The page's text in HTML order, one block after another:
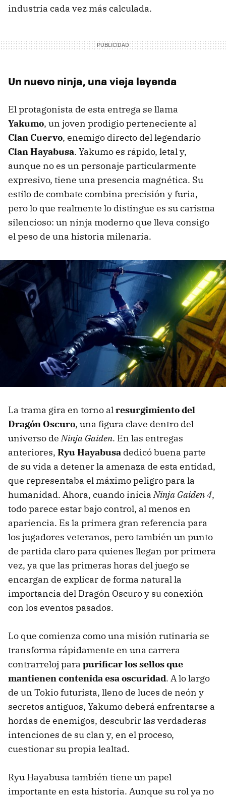
industria cada vez más calculada.
Un nuevo ninja, una vieja leyenda
El protagonista de esta entrega se llama
Yakumo, un joven prodigio perteneciente al
Clan Cuervo, enemigo directo del legendario
Clan Hayabusa. Yakumo es rápido, letal y,
aunque no es un personaje particularmente
expresivo, tiene una presencia magnética. Su
estilo de combate combina precisión y furia,
pero lo que realmente lo distingue es su carisma
silencioso: un ninja moderno que lleva consigo
el peso de una historia milenaria.
La trama gira en torno alresurgimiento del
Dragón Oscuro, una figura clave dentro del
universo deNinja Gaiden. En las entregas
anteriores, Ryu Hayabusa dedicó buena parte
de su vida a detener la amenaza de esta entidad,
que representaba el máximo peligro para la
humanidad. Ahora, cuando iniciaNinja Gaiden 4,
todo parece estar bajo control, al menos en
apariencia. Es la primera gran referencia para
los jugadores veteranos, pero también un punto
de partida claro para quienes llegan por primera
vez, ya que las primeras horas del juego se
encargan de explicar de forma natural la
importancia del Dragón Oscuro y su conexión
con los eventos pasados.
Lo que comienza como una misión rutinaria se
transforma rápidamente en una carrera
contrarreloj para purificar los sellosque
mantienen contenida esa oscuridad. A lo largo
de un Tokio futurista, lleno de luces de neón y
secretos antiguos, Yakumo deberá enfrentarse a
hordas de enemigos, descubrir las verdaderas
intenciones de su clan y, en el proceso,
cuestionar su propia lealtad.
Ryu Hayabusa también tiene un papel
importante en esta historia. Aunque su rol ya no